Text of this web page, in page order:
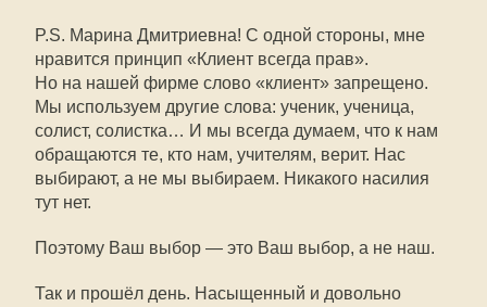
P.S. Марина Дмитриевна! С одной стороны, мне
нравится принцип «Клиент всегда прав».
Но на нашей фирме слово «клиент» запрещено.
Мы используем другие слова: ученик, ученица,
солист, солистка… И мы всегда думаем, что к нам
обращаются те, кто нам, учителям, верит. Нас
выбирают, а не мы выбираем. Никакого насилия
тут нет.
Поэтому Ваш выбор — это Ваш выбор, а не наш.
Так и прошёл день. Насыщенный и довольно